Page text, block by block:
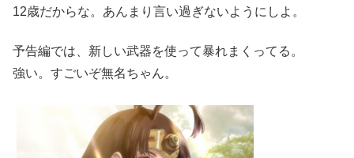
12歳だからな。あんまり言い過ぎないようにしよ。
予告編では、新しい武器を使って暴れまくってる。
強い。すごいぞ無名ちゃん。